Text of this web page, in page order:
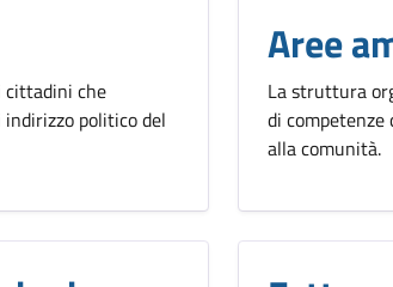
che
politico del
Aree
La struttura
di competenze
alla comunità.